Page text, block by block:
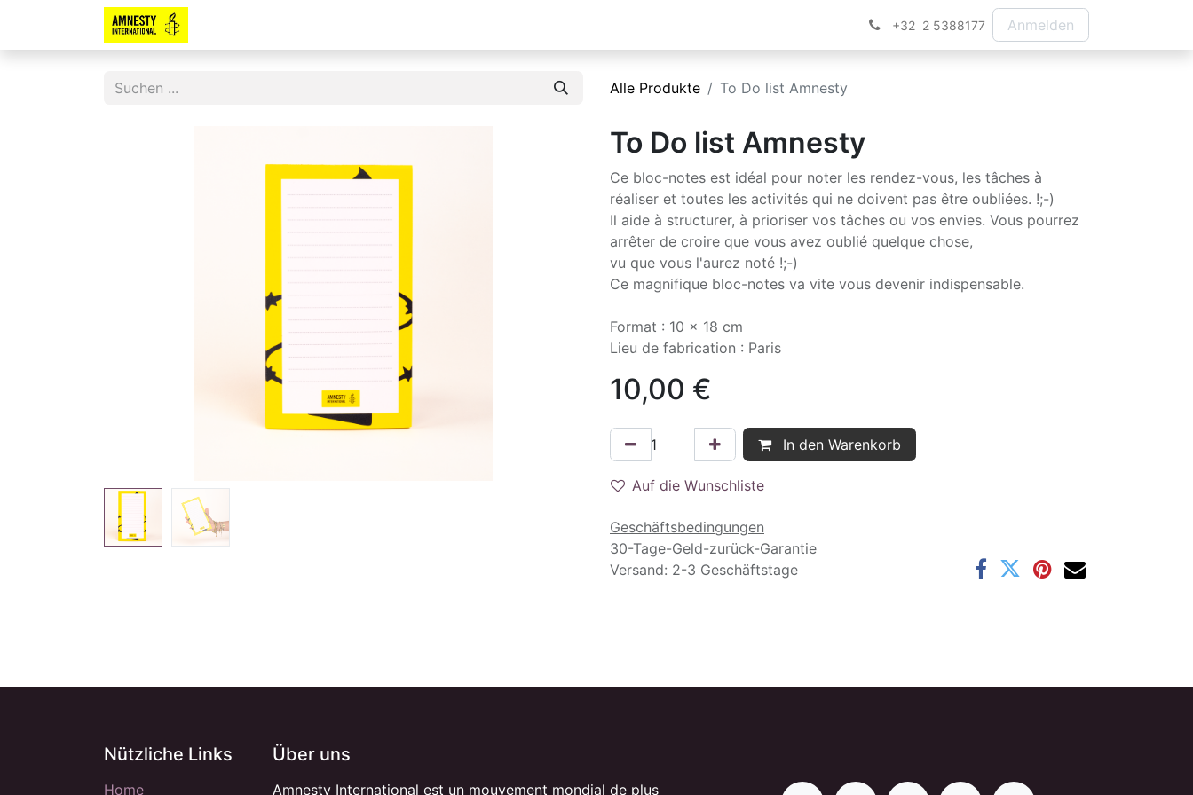
+32 2 5388177 Anmelden
Alle Produkte To Do list Amnesty
To Do list Amnesty
Ce bloc-notes est idéal pour noter les rendez-vous, les tâches à
réaliser et toutes les activités qui ne doivent pas être oubliées. !;-)
Il aide à structurer, à prioriser vos tâches ou vos envies. Vous pourrez
arrêter de croire que vous avez oublié quelque chose,
vu que vous l'aurez noté !;-)
Ce magnifique bloc-notes va vite vous devenir indispensable.
Format : 10 x 18 cm
Lieu de fabrication : Paris
10,00 €
In den Warenkorb
Auf die Wunschliste
Geschäftsbedingungen
30-Tage-Geld-zurück-Garantie
Versand: 2-3 Geschäftstage
Nützliche Links
Home
Über uns
Amnesty International est un mouvement mondial de plus